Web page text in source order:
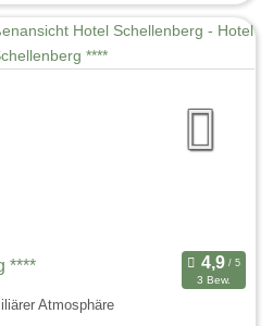
****
3 Bew.
Atmosphäre